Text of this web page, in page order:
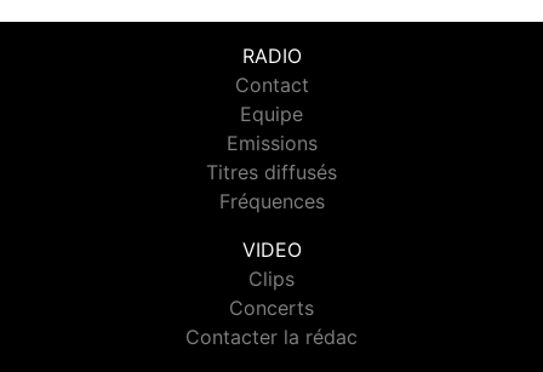
RADIO
Contact
Equipe
Emissions
Titres diffusés
Fréquences
VIDEO
Clips
Concerts
Contacter la rédac